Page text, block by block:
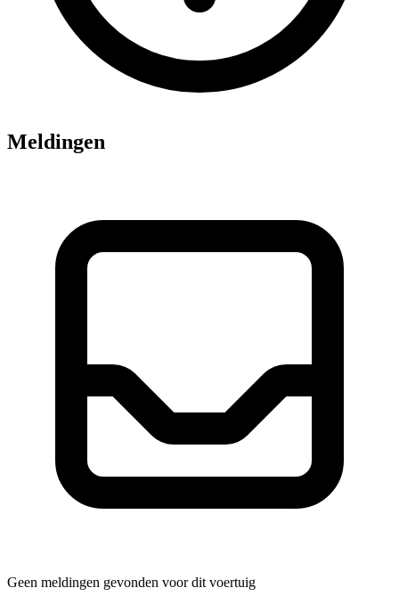
Meldingen
Geen meldingen gevonden voor dit voertuig